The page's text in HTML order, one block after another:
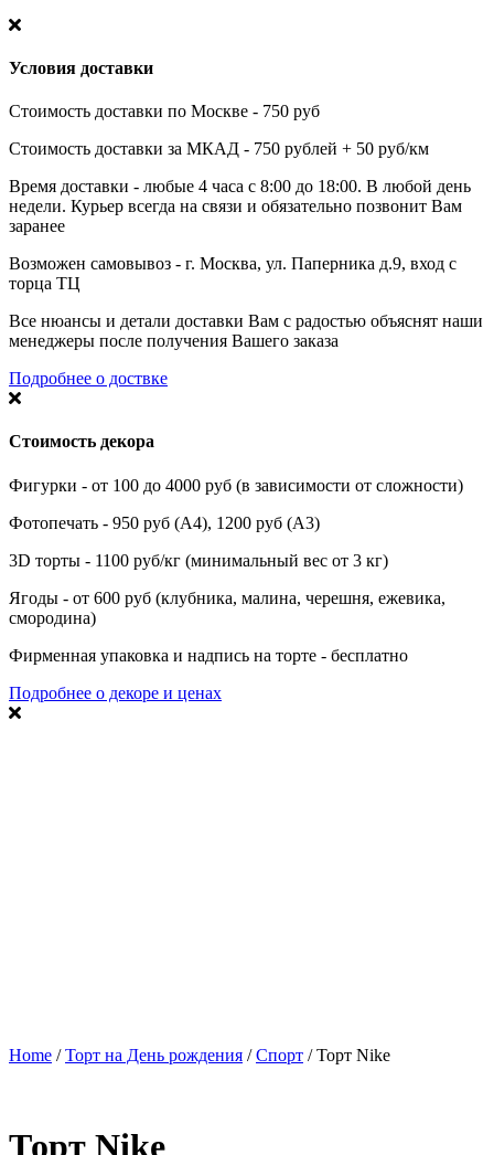
Условия доставки
Стоимость доставки по Москве - 750 руб
Стоимость доставки за МКАД - 750 рублей + 50 руб/км
Время доставки - любые 4 часа с 8:00 до 18:00. В любой день
недели. Курьер всегда на связи и обязательно позвонит Вам
заранее
Возможен самовывоз - г. Москва, ул. Паперника д.9, вход с
торца ТЦ
Все нюансы и детали доставки Вам с радостью объяснят наши
менеджеры после получения Вашего заказа
Подробнее о доствке
Стоимость декора
Фигурки - от 100 до 4000 руб (в зависимости от сложности)
Фотопечать - 950 руб (А4), 1200 руб (А3)
3D торты - 1100 руб/кг (минимальный вес от 3 кг)
Ягоды - от 600 руб (клубника, малина, черешня, ежевика,
смородина)
Фирменная упаковка и надпись на торте - бесплатно
Подробнее о декоре и ценах
Home /Торт на День рождения /Спорт / Торт Nike
Торт Nike